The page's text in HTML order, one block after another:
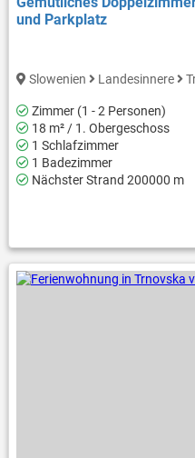
und Parkplatz
Slowenien Landesinnere
Zimmer (1 - 2 Personen)
18 m² / 1. Obergeschoss
1 Schlafzimmer
1 Badezimmer
Nächster Strand 200000 m